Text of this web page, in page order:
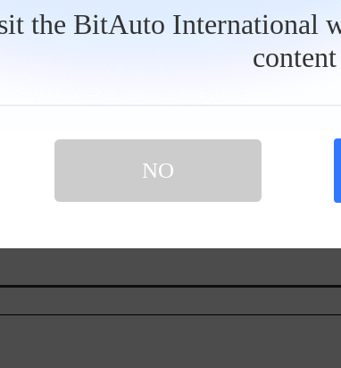
the BitAuto International
content
NO
长安
立场
收藏 QQ空间